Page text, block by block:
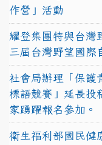
作營」活動
耀登集團特與台灣
三屆台灣野望國際
社會局辦理「保護
標語競賽」延長投
家踴躍報名參加。
衛生福利部國民健